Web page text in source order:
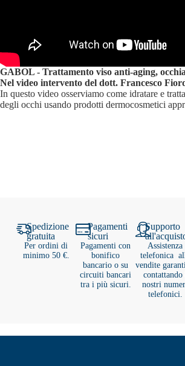
GABOL - Trattamento viso anti-aging,
Nel video intervento del dott. Francesco
In questo video osserviamo come idratare e
degli occhi usando prodotti dermocosmetici
Spedizione
gratuita
Per ordini di
minimo 50 €.
Pagamenti
sicuri
Pagamenti con
bonifico
bancario o su
circuiti bancari
tra i più sicuri.
Supporto
Assistenza
telefonica
vendite
contattando
nostri
telefonici.